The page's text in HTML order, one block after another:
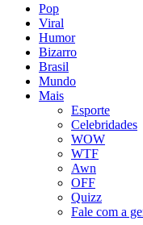
Pop
Viral
Humor
Bizarro
Brasil
Mundo
Mais
Esporte
Celebridades
WOW
WTF
Awn
OFF
Quizz
Fale com a